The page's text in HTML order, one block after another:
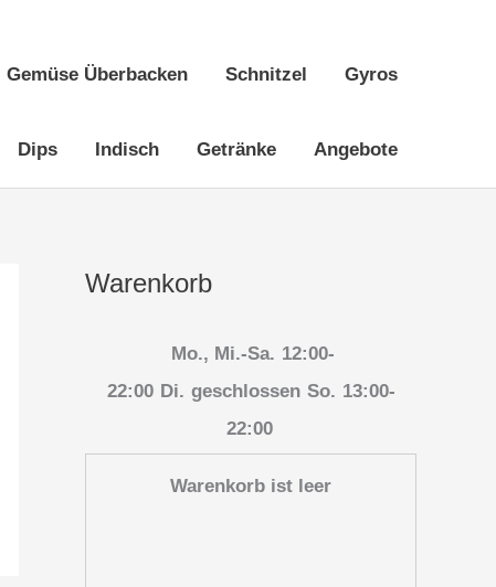
Gemüse Überbacken Schnitzel Gyros
Dips Indisch Getränke Angebote
Warenkorb
Mo., Mi.-Sa. 12:00-
22:00 Di. geschlossen So. 13:00-
22:00
Warenkorb ist leer